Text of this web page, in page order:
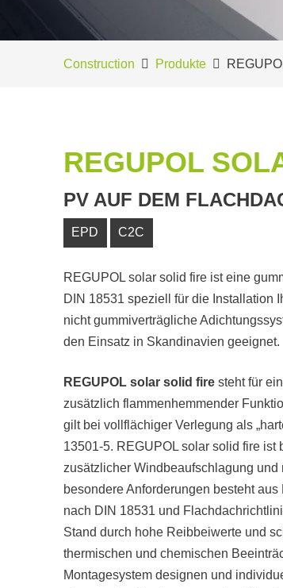
Construction Produkte
REGUPOL
PV AUF DEM
EPD C2C
REGUPOL solar solid fire ist eine
DIN 18531 speziell für die Installation
nicht gummiverträgliche
den Einsatz in Skandinavien geeignet.
REGUPOL solar solid fire steht für
zusätzlich flammenhemmender
gilt bei vollflächiger Verlegung als
13501-5. REGUPOL solar solid fire
zusätzlicher Windbeaufschlagung
besondere Anforderungen besteht
nach DIN 18531 und
Stand durch hohe Reibbeiwerte und
thermischen und chemischen
Montagesystem designen und